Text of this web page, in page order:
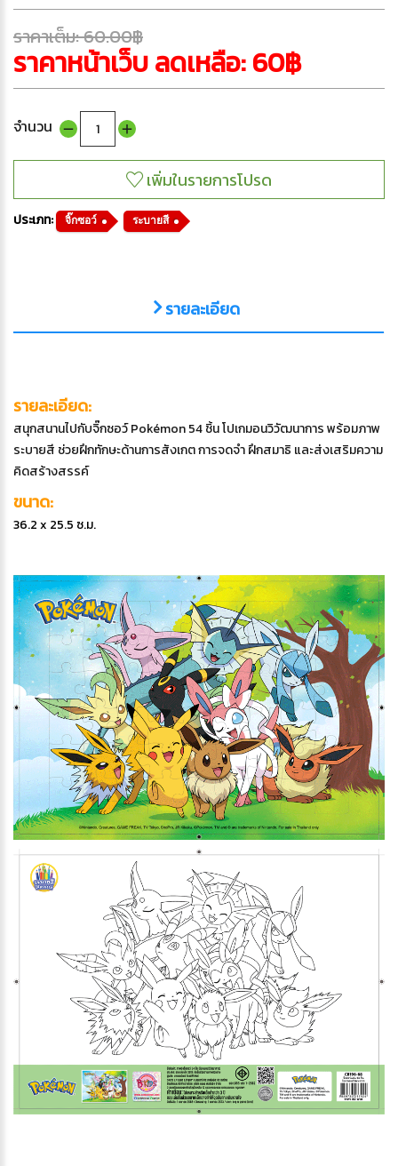
ราคาเต็ม: 60.00฿
ราคาหน้าเว็บ ลดเหลือ: 60฿
จำนวน
ประเภท: จิ๊กซอว์ ระบายสี
รายละเอียด
รายละเอียด:
สนุกสนานไปกับจิ๊กซอว์ Pokémon 54 ชิ้น โปเกมอนวิวัฒนาการ พร้อมภาพ
ระบายสี ช่วยฝึกทักษะด้านการสังเกต การจดจำ ฝึกสมาธิ และส่งเสริมความ
คิดสร้างสรรค์
ขนาด:
36.2 x 25.5 ซ.ม.